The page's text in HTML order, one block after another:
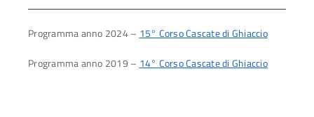
Programma anno 2024 – 15° Corso Cascate di Ghiaccio
Programma anno 2019 – 14° Corso Cascate di Ghiaccio